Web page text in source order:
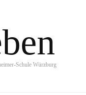
Schule Würzburg